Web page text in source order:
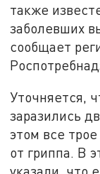
также
заболевших
сообщает
Уточняется,
заразились
этом все
от гриппа. В